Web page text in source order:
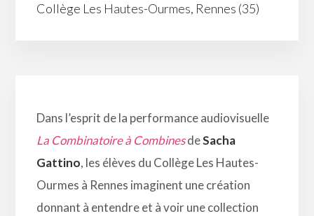
Collège Les Hautes-Ourmes, Rennes (35)
Dans l’esprit de la performance audiovisuelle
La Combinatoire à CombinesdeSacha
Gattino, les élèves du Collège Les Hautes-
Ourmes à Rennes imaginent une création
donnant à entendre et à voir une collection